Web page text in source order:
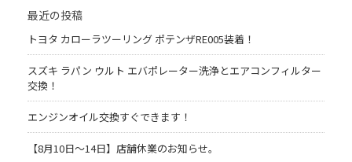
最近の投稿
トヨタ カローラツーリング ポテンザRE005装着！
スズキ ラパン ウルト エバポレーター洗浄とエアコンフィルター
交換！
エンジンオイル交換すぐできます！
【8月10日～14日】店舗休業のお知らせ。